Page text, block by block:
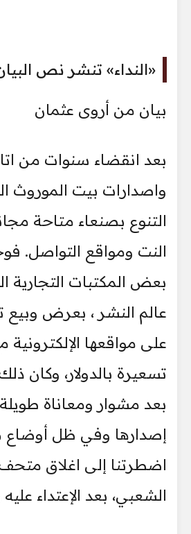
«النداء» تنشر نص
بيان من أروى عثمان
بعد انقضاء سنوات من
واصدارات بيت الموروث
التنوع بصنعاء متاحة
النت ومواقع التواصل.
بعض المكتبات التجارية
عالم النشر ، بعرض وبيع
على مواقعها الإلكترونية
تسعيرة بالدولار، وكان
بعد مشوار ومعاناة
إصدارها وفي ظل
اضطرتنا إلى اغلاق
الشعبي، بعد الإعتداء عليه